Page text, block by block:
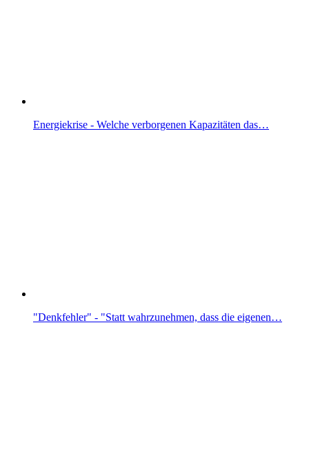
Energiekrise - Welche verborgenen Kapazitäten das…
"Denkfehler" - "Statt wahrzunehmen, dass die eigenen…